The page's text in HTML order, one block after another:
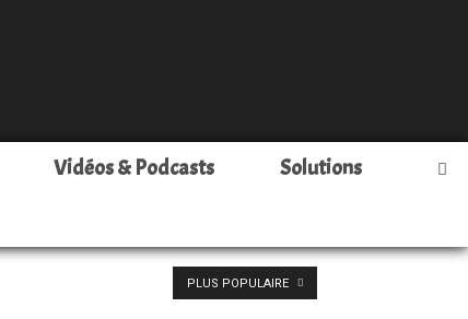
Vidéos & Podcasts
Solutions
PLUS POPULAIRE